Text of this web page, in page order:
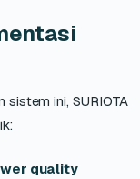
sistem ini, SURIOTA
quality